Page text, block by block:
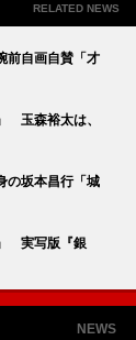
RELATED NEWS
前自画自賛「才
玉森裕太は、
の坂本昌行「城
実写版『銀
NEWS